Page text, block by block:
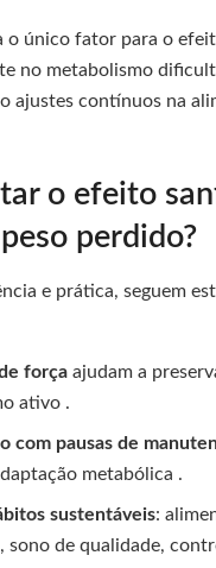
o único fator para o
no metabolismo
ajustes contínuos na
o efeito
perdido?
e prática, seguem
força ajudam a
ativo .
com pausas de
metabólica .
sustentáveis:
sono de qualidade,